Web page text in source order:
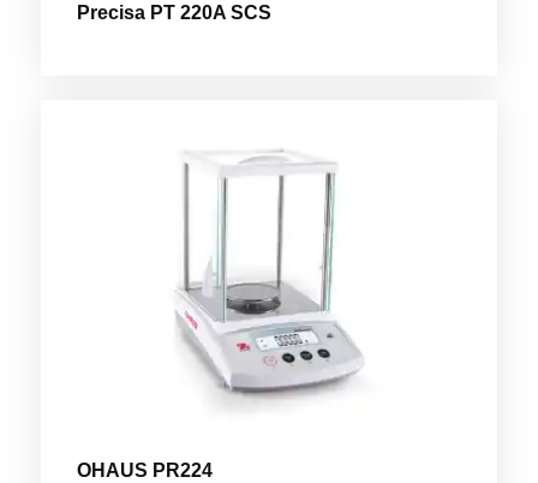
Precisa PT 220A SCS
OHAUS PR224